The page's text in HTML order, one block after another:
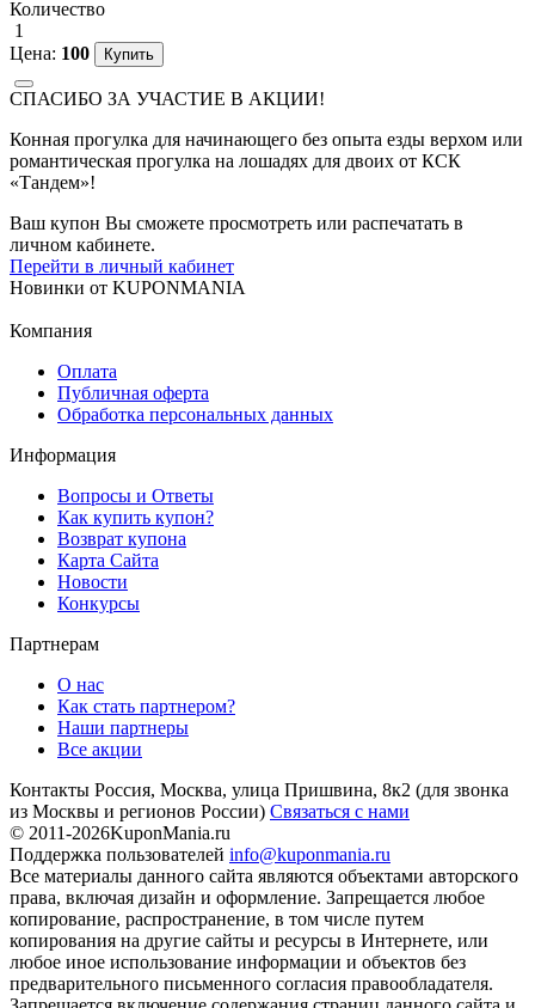
Количество
1
Цена: 100
СПАСИБО ЗА УЧАСТИЕ В АКЦИИ!
Конная прогулка для начинающего без опыта езды верхом или
романтическая прогулка на лошадях для двоих от КСК
«Тандем»!
Ваш купон Вы сможете просмотреть или распечатать в
личном кабинете.
Перейти в личный кабинет
Новинки от KUPONMANIA
Компания
Оплата
Публичная оферта
Обработка персональных данных
Информация
Вопросы и Ответы
Как купить купон?
Возврат купона
Карта Сайта
Новости
Конкурсы
Партнерам
О нас
Как стать партнером?
Наши партнеры
Все акции
Контакты Россия, Москва, улица Пришвина, 8к2 (для звонка
из Москвы и регионов России) Связаться с нами
© 2011-2026KuponMania.ru
Поддержка пользователей info@kuponmania.ru
Все материалы данного сайта являются объектами авторского
права, включая дизайн и оформление. Запрещается любое
копирование, распространение, в том числе путем
копирования на другие сайты и ресурсы в Интернете, или
любое иное использование информации и объектов без
предварительного письменного согласия правообладателя.